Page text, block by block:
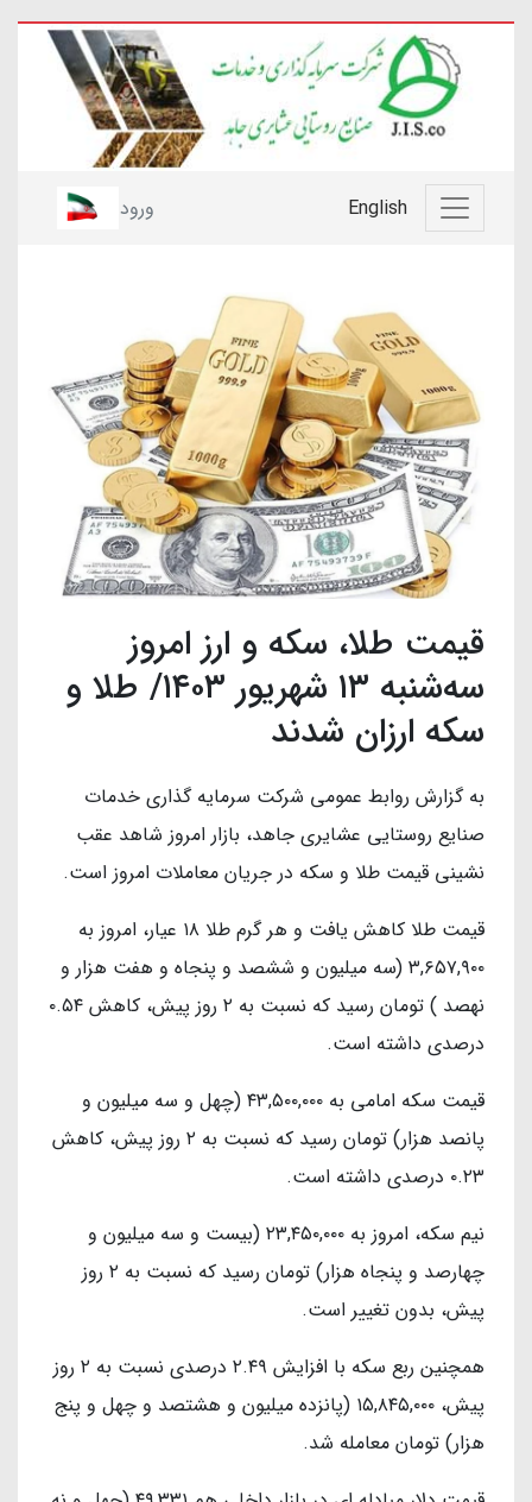
English ورود
قیمت طلا، سکه و ارز امروز
سه‌شنبه ۱۳ شهریور ۱۴۰۳/ طلا و
سکه ارزان شدند
به گزارش روابط عمومی شرکت سرمایه گذاری خدمات
صنایع روستایی عشایری جاهد، بازار امروز شاهد عقب
نشینی قیمت طلا و سکه در جریان معاملات امروز است.
قیمت طلا کاهش یافت و هر گرم طلا ۱۸ عیار، امروز به
۳,۶۵۷,۹۰۰ (سه میلیون و ششصد و پنجاه و هفت هزار و
نهصد ) تومان رسید که نسبت به ۲ روز پیش، کاهش ۰.۵۴
درصدی داشته است.
قیمت سکه امامی به ۴۳,۵۰۰,۰۰۰ (چهل و سه میلیون و
پانصد هزار) تومان رسید که نسبت به ۲ روز پیش، کاهش
۰.۲۳ درصدی داشته است.
نیم سکه، امروز به ۲۳,۴۵۰,۰۰۰ (بیست و سه میلیون و
چهارصد و پنجاه هزار) تومان رسید که نسبت به ۲ روز
پیش، بدون تغییر است.
همچنین ربع سکه با افزایش ۲.۴۹ درصدی نسبت به ۲ روز
پیش، ۱۵,۸۴۵,۰۰۰ (پانزده میلیون و هشتصد و چهل و پنج
هزار) تومان معامله شد.